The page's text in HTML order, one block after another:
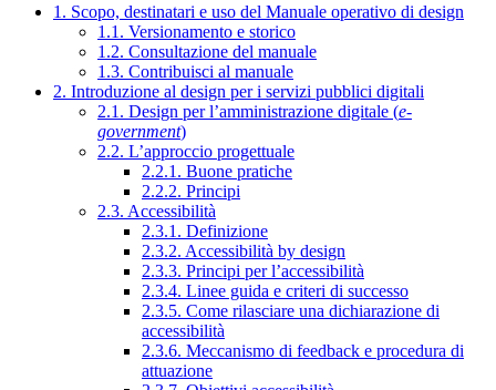
1. Scopo, destinatari e uso del Manuale operativo di design
1.1. Versionamento e storico
1.2. Consultazione del manuale
1.3. Contribuisci al manuale
2. Introduzione al design per i servizi pubblici digitali
2.1. Design per l’amministrazione digitale (e-
government)
2.2. L’approccio progettuale
2.2.1. Buone pratiche
2.2.2. Principi
2.3. Accessibilità
2.3.1. Definizione
2.3.2. Accessibilità by design
2.3.3. Principi per l’accessibilità
2.3.4. Linee guida e criteri di successo
2.3.5. Come rilasciare una dichiarazione di
accessibilità
2.3.6. Meccanismo di feedback e procedura di
attuazione